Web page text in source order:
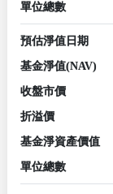
單位總數
預估淨值日期
基金淨值(NAV)
收盤市價
折溢價
基金淨資產價值
單位總數